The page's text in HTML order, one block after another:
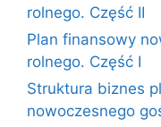
rolnego. Część II
Plan finansowy
rolnego. Część I
Struktura biznes
nowoczesnego